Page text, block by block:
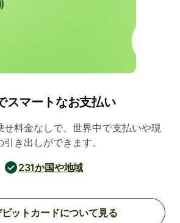
スマートなお支払い
料金なしで、世界中で支払いや現
引き出しができます。
231か国や地域
ットカードについて見る